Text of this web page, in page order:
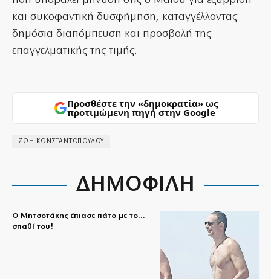
και συκοφαντική δυσφήμηση, καταγγέλλοντας
δημόσια διαπόμπευση και προσβολή της
επαγγελματικής της τιμής.
Προσθέστε την «δημοκρατία» ως
προτιμώμενη πηγή στην Google
ΖΩΗ ΚΩΝΣΤΑΝΤΟΠΟΥΛΟΥ
ΔΗΜΟΦΙΛΗ
Ο Μητσοτάκης έπιασε πάτο με το…
σπαθί του!